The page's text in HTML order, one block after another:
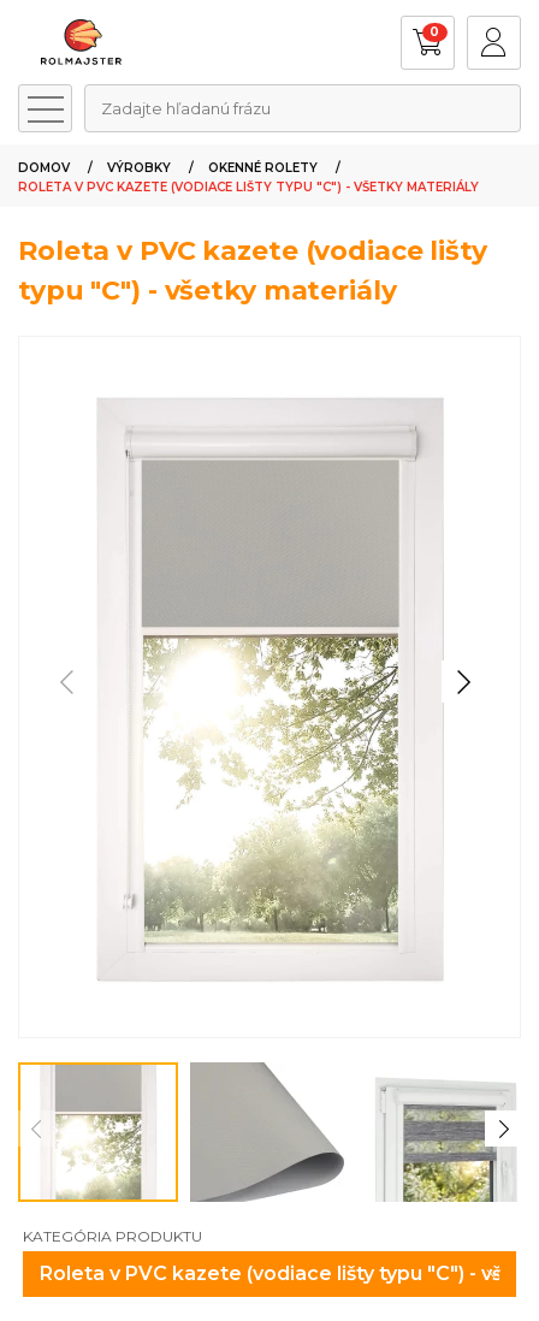
Zadajte hľadanú frázu
0
DOMOV VÝROBKY
OKENNÉ ROLETY
ROLETA V PVC KAZETE (VODIACE LIŠTY TYPU "C") - VŠETKY MATERIÁLY
KATEGÓRIA PRODUKTU
Roleta v PVC kazete (vodiace lišty
typu "C") - všetky materiály